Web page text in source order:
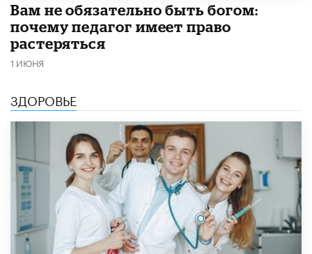
​Вам не обязательно быть богом:
почему педагог имеет право
растеряться
1 ИЮНЯ
ЗДОРОВЬЕ